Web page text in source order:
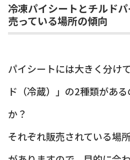
冷凍パイシートとチルド
売っている場所の傾向
パイシートには大きく分け
ド（冷蔵）」の2種類があ
か？
それぞれ販売されている場